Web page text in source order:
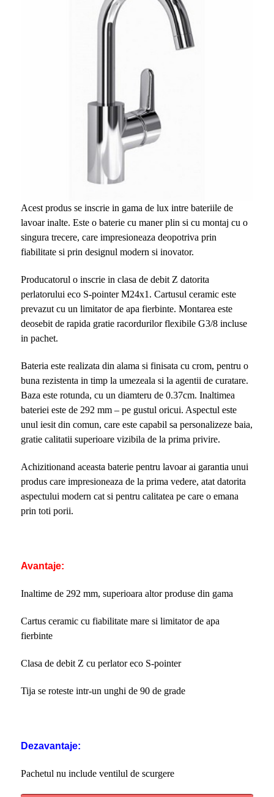
Acest produs se inscrie in gama de lux intre bateriile de
lavoar inalte. Este o baterie cu maner plin si cu montaj cu o
singura trecere, care impresioneaza deopotriva prin
fiabilitate si prin designul modern si inovator.
Producatorul o inscrie in clasa de debit Z datorita
perlatorului eco S-pointer M24x1. Cartusul ceramic este
prevazut cu un limitator de apa fierbinte. Montarea este
deosebit de rapida gratie racordurilor flexibile G3/8 incluse
in pachet.
Bateria este realizata din alama si finisata cu crom, pentru o
buna rezistenta in timp la umezeala si la agentii de curatare.
Baza este rotunda, cu un diamteru de 0.37cm. Inaltimea
bateriei este de 292 mm – pe gustul oricui. Aspectul este
unul iesit din comun, care este capabil sa personalizeze baia,
gratie calitatii superioare vizibila de la prima privire.
Achizitionand aceasta baterie pentru lavoar ai garantia unui
produs care impresioneaza de la prima vedere, atat datorita
aspectului modern cat si pentru calitatea pe care o emana
prin toti porii.
Avantaje:
Inaltime de 292 mm, superioara altor produse din gama
Cartus ceramic cu fiabilitate mare si limitator de apa
fierbinte
Clasa de debit Z cu perlator eco S-pointer
Tija se roteste intr-un unghi de 90 de grade
Dezavantaje:
Pachetul nu include ventilul de scurgere